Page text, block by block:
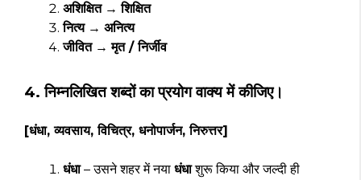
अशिक्षित→शिक्षित
नित्य→ अनित्य
जीवित→मृत / निर्जीव
4. निम्नलिखित शब्दों का प्रयोग वाक्य में कीजिए।
[धंधा, व्यवसाय, विचित्र, धनोपार्जन, निरुत्तर]
धंधा– उसने शहर में नया धंधाशुरू किया और जल्दी ही